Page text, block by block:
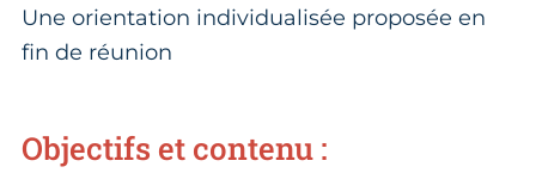
Une orientation individualisée proposée en
fin de réunion
Objectifs et contenu :